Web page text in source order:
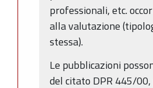
professionali, etc.
alla valutazione
stessa).
Le pubblicazioni
del citato DPR 445/